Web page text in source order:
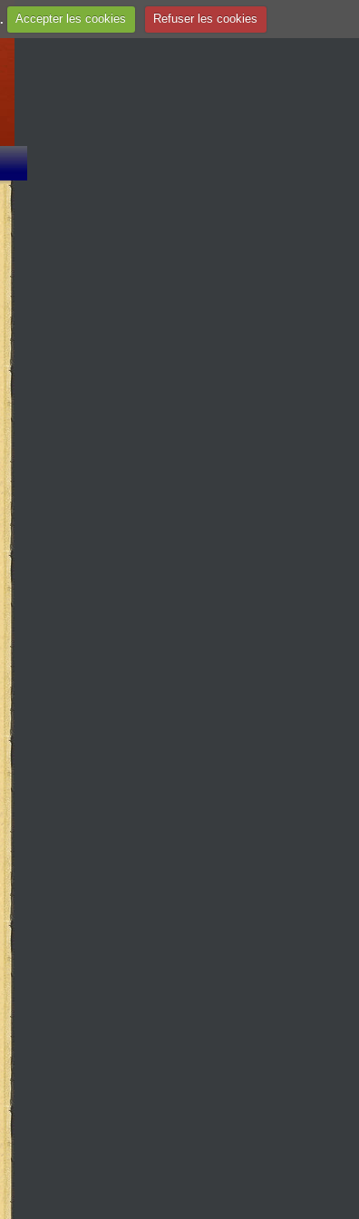
. Accepter les cookies Refuser les cookies